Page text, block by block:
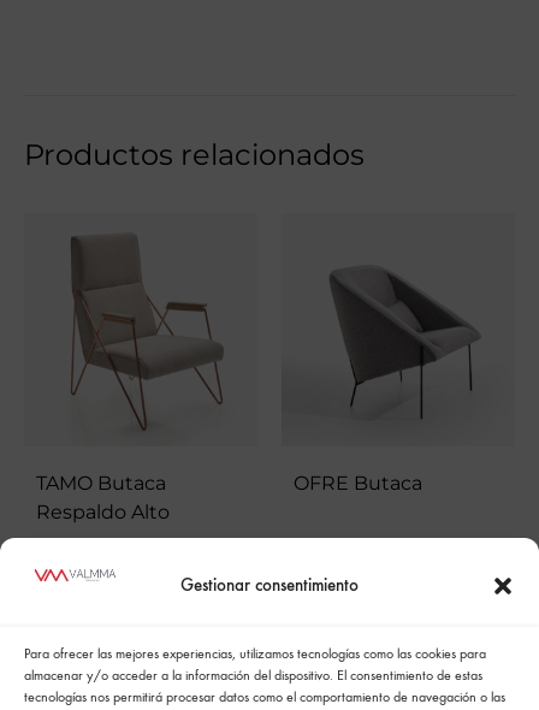
Gestionar consentimiento
Para ofrecer las mejores experiencias, utilizamos tecnologías como las cookies para
almacenar y/o acceder a la información del dispositivo. El consentimiento de estas
tecnologías nos permitirá procesar datos como el comportamiento de navegación o las
Productos relacionados
TAMO Butaca
Respaldo Alto
OFRE Butaca